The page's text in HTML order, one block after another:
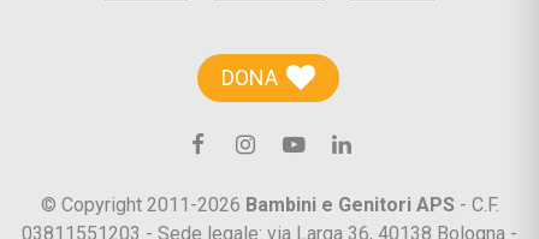
DONA
© Copyright 2011-2026 Bambini e Genitori APS - C.F.
03811551203 - Sede legale: via Larga 36, 40138 Bologna -